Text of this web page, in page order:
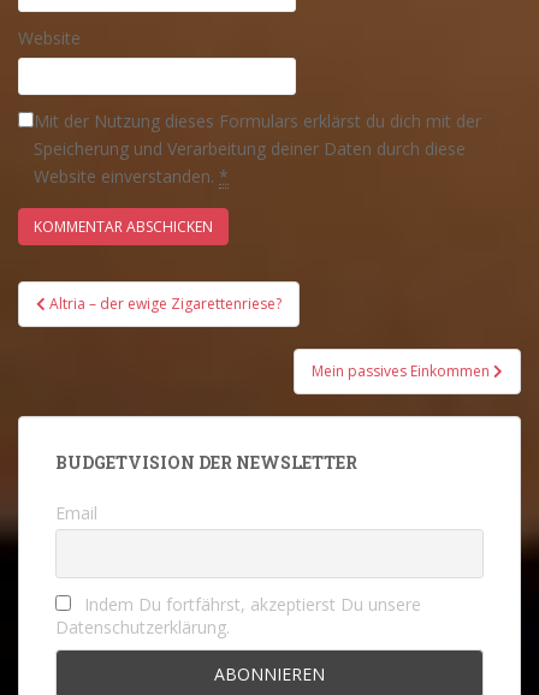
Website
Mit der Nutzung dieses Formulars erklärst du dich mit der
Speicherung und Verarbeitung deiner Daten durch diese
Website einverstanden. *
Beitrags-
Navigation
Altria – der ewige Zigarettenriese?
Mein passives Einkommen
BUDGETVISION DER NEWSLETTER
Email
Indem Du fortfährst, akzeptierst Du unsere
Datenschutzerklärung.